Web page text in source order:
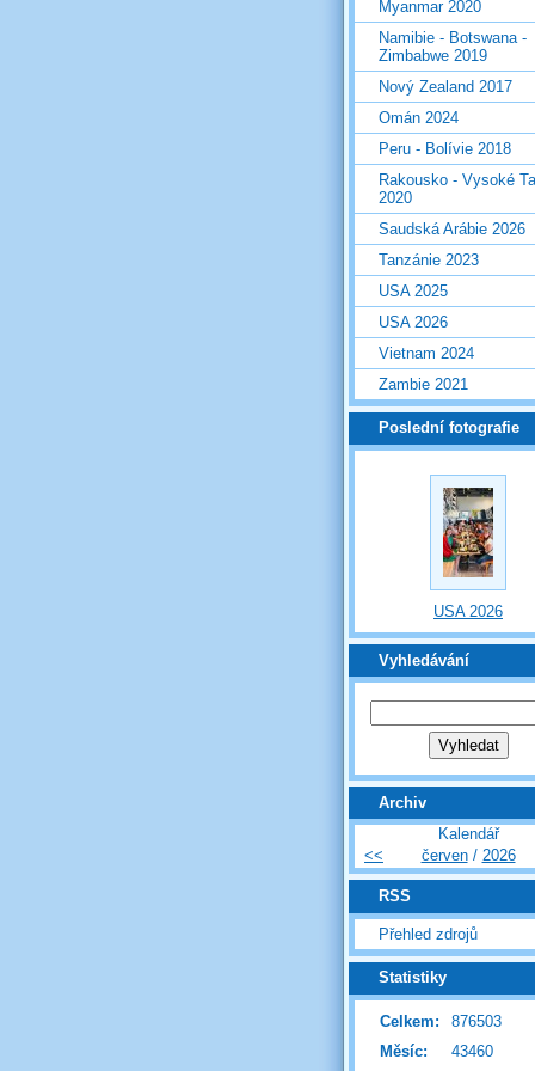
Myanmar 2020
Namibie - Botswana -
Zimbabwe 2019
Nový Zealand 2017
Omán 2024
Peru - Bolívie 2018
Rakousko - Vysoké
2020
Saudská Arábie 2026
Tanzánie 2023
USA 2025
USA 2026
Vietnam 2024
Zambie 2021
Poslední fotografie
USA 2026
Vyhledávání
Archiv
Kalendář
<<
červen/ 2026
RSS
Přehled zdrojů
Statistiky
Celkem:
876503
Měsíc:
43460